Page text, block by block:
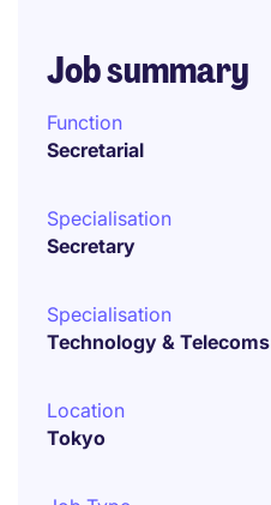
Job summary
Function
Secretarial
Specialisation
Secretary
Specialisation
Technology & Telecoms
Location
Tokyo